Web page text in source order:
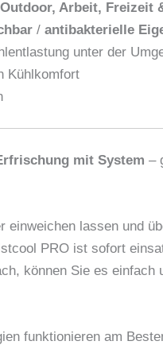
Arbeit, Freizeit
/ antibakterielle
unter der
Kühlkomfort
mit System –
einweichen lassen und
PRO ist sofort
können Sie es
funktionieren am